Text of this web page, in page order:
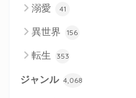
溺愛 41
異世界 156
転生 353
ジャンル 4,068